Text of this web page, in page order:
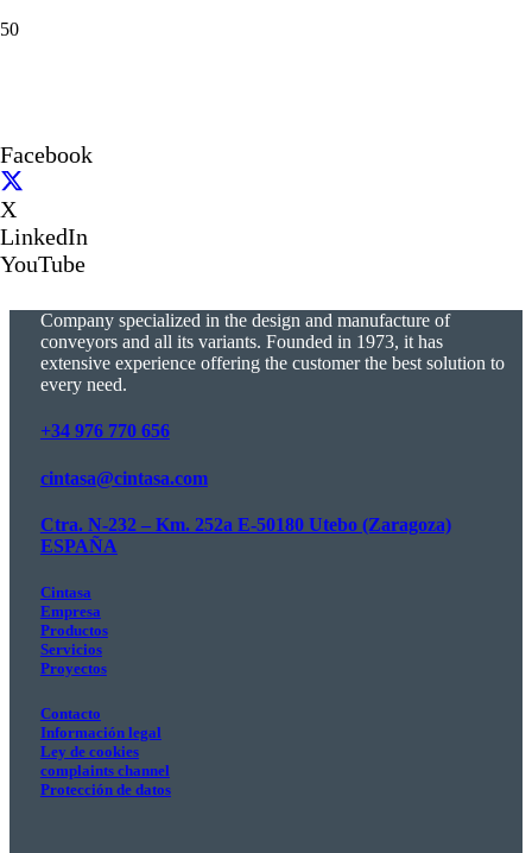
Facebook
X
LinkedIn
YouTube
Company specialized in the design and manufacture of
conveyors and all its variants. Founded in 1973, it has
extensive experience offering the customer the best solution to
every need.
+34 976 770 656
cintasa@cintasa.com
Ctra. N-232 – Km. 252a E-50180 Utebo (Zaragoza)
ESPAÑA
Cintasa
Empresa
Productos
Servicios
Proyectos
Contacto
Información legal
Ley de cookies
complaints channel
Protección de datos